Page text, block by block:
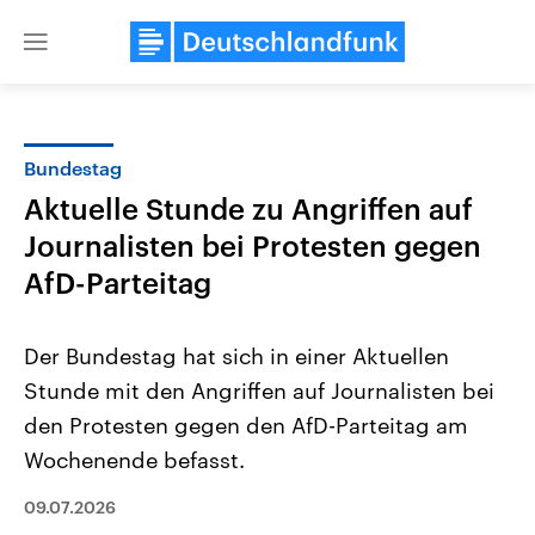
Close
Landtagswahl Sachsen-Anhalt
2026
Alle Informationen
Sachsen-Anhalt wählt am 6.
Landtag. Seit 2021 wird das
USA
Aktuelle Beiträge,
Bundestag
Aktuelle Stunde zu Angriffen auf
Journalisten bei Protesten gegen
AfD-Parteitag
Der Bundestag hat sich in einer Aktuellen
Stunde mit den Angriffen auf Journalisten bei
den Protesten gegen den AfD-Parteitag am
Wochenende befasst.
09.07.2026